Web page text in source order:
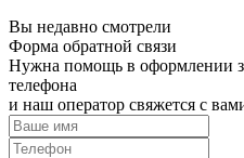
Вы недавно смотрели
Форма обратной связи
Нужна помощь в оформлении
телефона
и наш оператор свяжется с